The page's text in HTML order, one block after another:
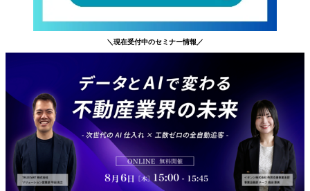
＼現在受付中のセミナー情報／